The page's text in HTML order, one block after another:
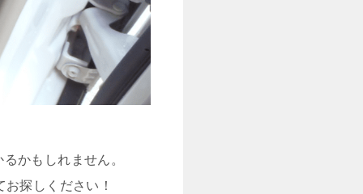
かもしれません。
探しください！